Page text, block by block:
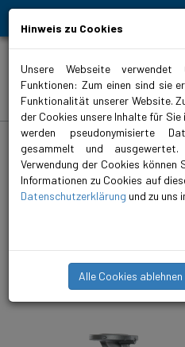
Produkte
biral.de > Produkte > Heizung >
VariA 100-10 450 4 3
Die VariA ist die kompakte
mittlere bis grosse
Sortiment bis DN 150 und 18.5
Hinweis zu Cookies
Unsere Webseite
Funktionen: Zum einen sind sie
Funktionalität unserer Website.
der Cookies unsere Inhalte für
werden pseudonymisierte
gesammelt und
Verwendung der Cookies können
Informationen zu Cookies auf
Datenschutzerklärung und zu uns
Alle Cookies ablehnen